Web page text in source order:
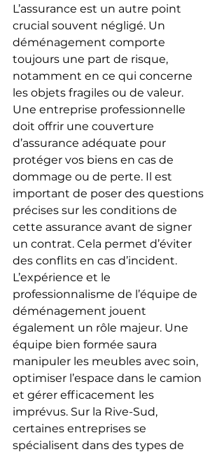
L’assurance est un autre point
crucial souvent négligé. Un
déménagement comporte
toujours une part de risque,
notamment en ce qui concerne
les objets fragiles ou de valeur.
Une entreprise professionnelle
doit offrir une couverture
d’assurance adéquate pour
protéger vos biens en cas de
dommage ou de perte. Il est
important de poser des questions
précises sur les conditions de
cette assurance avant de signer
un contrat. Cela permet d’éviter
des conflits en cas d’incident.
L’expérience et le
professionnalisme de l’équipe de
déménagement jouent
également un rôle majeur. Une
équipe bien formée saura
manipuler les meubles avec soin,
optimiser l’espace dans le camion
et gérer efficacement les
imprévus. Sur la Rive-Sud,
certaines entreprises se
spécialisent dans des types de